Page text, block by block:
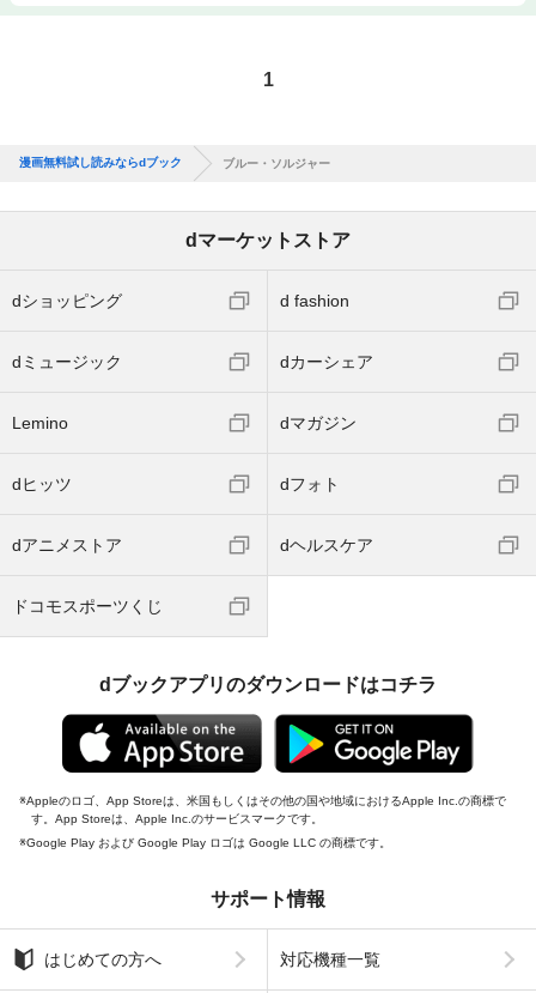
1
漫画無料試し読みならdブック ブルー・ソルジャー
dマーケットストア
dショッピング d fashion
dミュージック dカーシェア
Lemino dマガジン
dヒッツ dフォト
dアニメストア dヘルスケア
ドコモスポーツくじ
dブックアプリのダウンロードはコチラ
Appleのロゴ、App Storeは、米国もしくはその他の国や地域におけるApple Inc.の商標で
す。App Storeは、Apple Inc.のサービスマークです。
Google Play および Google Play ロゴは Google LLC の商標です。
サポート情報
はじめての方へ 対応機種一覧